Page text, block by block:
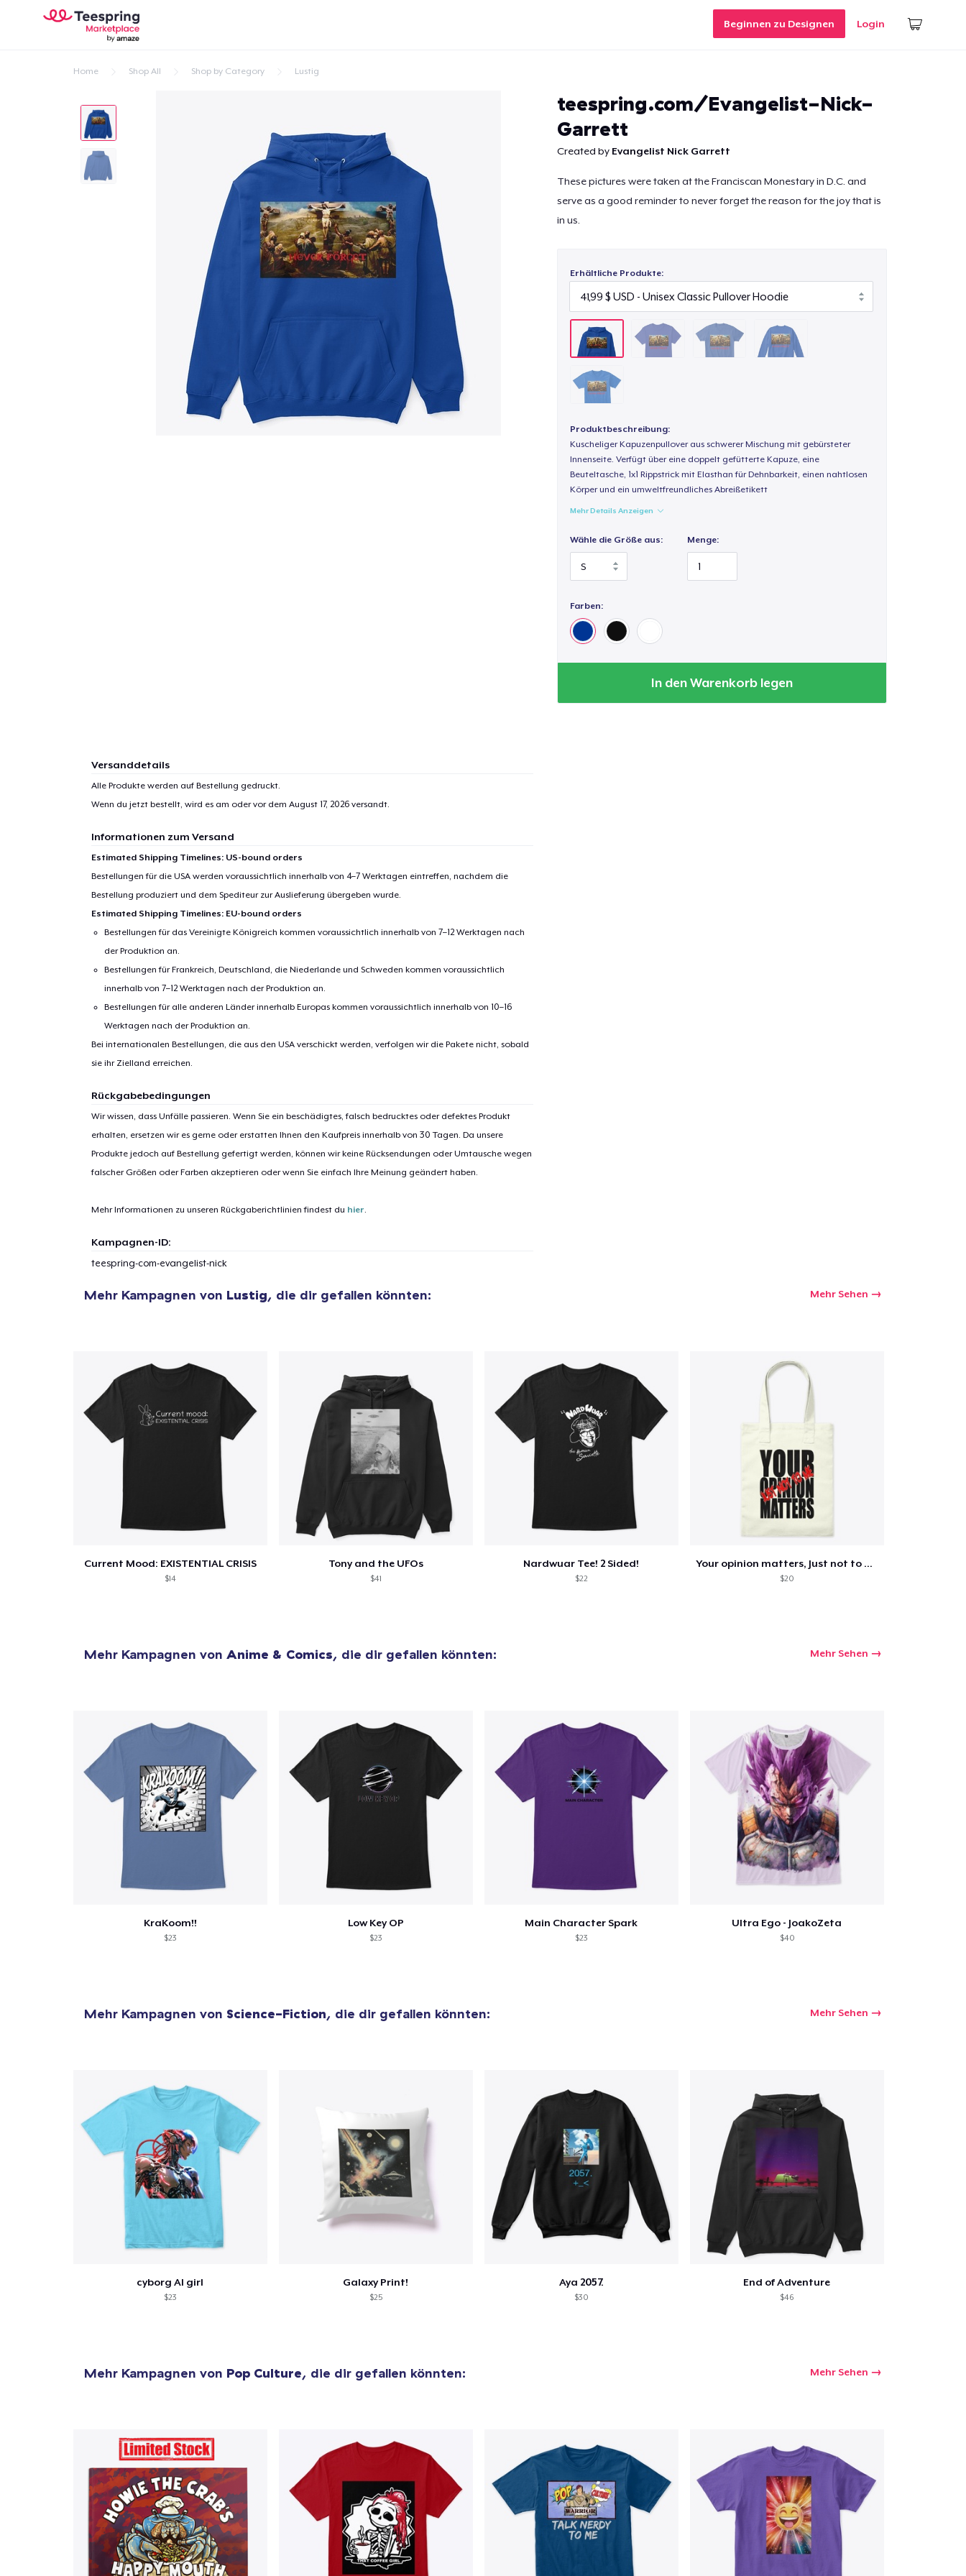
Beginnen zu Designen Login
Home Shop All Shop by Category Lustig
teespring.com/Evangelist-Nick-
Garrett
Created by Evangelist Nick Garrett
These pictures were taken at the Franciscan Monestary in D.C. and
serve as a good reminder to never forget the reason for the joy that is
in us.
Erhältliche Produkte:
Produktbeschreibung:
Kuscheliger Kapuzenpullover aus schwerer Mischung mit gebürsteter
Innenseite. Verfügt über eine doppelt gefütterte Kapuze, eine
Beuteltasche, 1x1 Rippstrick mit Elasthan für Dehnbarkeit, einen nahtlosen
Körper und ein umweltfreundliches Abreißetikett
Mehr Details Anzeigen
Wähle die Größe aus: Menge:
Farben:
In den Warenkorb legen
Versanddetails
Alle Produkte werden auf Bestellung gedruckt.
Wenn du jetzt bestellt, wird es am oder vor dem August 17, 2026versandt.
Informationen zum Versand
Estimated Shipping Timelines: US-bound orders
Bestellungen für die USA werden voraussichtlich innerhalb von 4–7 Werktagen eintreffen, nachdem die
Bestellung produziert und dem Spediteur zur Auslieferung übergeben wurde.
Estimated Shipping Timelines: EU-bound orders
Bestellungen für das Vereinigte Königreich kommen voraussichtlich innerhalb von 7–12 Werktagen nach
der Produktion an.
Bestellungen für Frankreich, Deutschland, die Niederlande und Schweden kommen voraussichtlich
innerhalb von 7–12 Werktagen nach der Produktion an.
Bestellungen für alle anderen Länder innerhalb Europas kommen voraussichtlich innerhalb von 10–16
Werktagen nach der Produktion an.
Bei internationalen Bestellungen, die aus den USA verschickt werden, verfolgen wir die Pakete nicht, sobald
sie ihr Zielland erreichen.
Rückgabebedingungen
Wir wissen, dass Unfälle passieren. Wenn Sie ein beschädigtes, falsch bedrucktes oder defektes Produkt
erhalten, ersetzen wir es gerne oder erstatten Ihnen den Kaufpreis innerhalb von 30 Tagen. Da unsere
Produkte jedoch auf Bestellung gefertigt werden, können wir keine Rücksendungen oder Umtausche wegen
falscher Größen oder Farben akzeptieren oder wenn Sie einfach Ihre Meinung geändert haben.
Mehr Informationen zu unseren Rückgaberichtlinien findest du hier.
Kampagnen-ID:
teespring-com-evangelist-nick
Mehr Kampagnen von Lustig, die dir gefallen könnten: Mehr Sehen
Current Mood: EXISTENTIAL CRISIS
$14
Tony and the UFOs
$41
Nardwuar Tee! 2 Sided!
$22
Your opinion matters, Just not to me!
$20
Mehr Kampagnen von Anime & Comics, die dir gefallen könnten: Mehr Sehen
KraKoom!!
$23
Low Key OP
$23
Main Character Spark
$23
Ultra Ego - JoakoZeta
$40
Mehr Kampagnen von Science-Fiction, die dir gefallen könnten: Mehr Sehen
cyborg AI girl
$23
Galaxy Print!
$25
Aya 2057.
$30
End of Adventure
$46
Mehr Kampagnen von Pop Culture, die dir gefallen könnten: Mehr Sehen
Zur Kasse gehen Weiter Einkaufen
Unisex Classic Pullover Hoodie
Classic Crew Neck T-Shirt
24,99 $
Comfort Tee